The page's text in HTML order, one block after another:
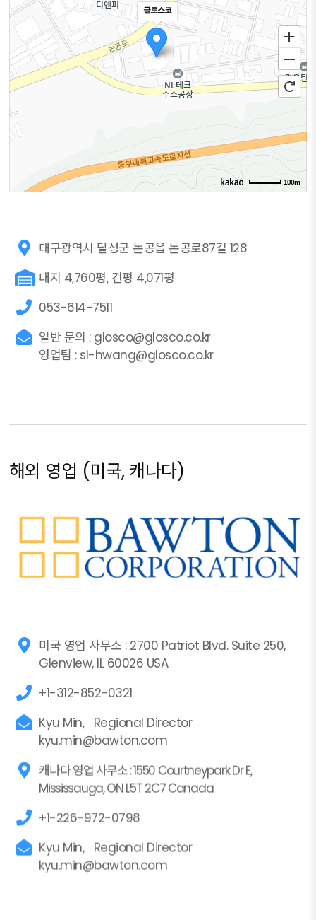
글로스코
100m
대구광역시 달성군 논공읍 논공로87길 128
대지 4,760평, 건평 4,071평
053-614-7511
일반 문의 : glosco@glosco.co.kr
영업팀 : sl-hwang@glosco.co.kr
해외 영업 (미국, 캐나다)
미국 영업 사무소 : 2700 Patriot Blvd. Suite 250,
Glenview, IL 60026 USA
+1-312-852-0321
Kyu Min, Regional Director
kyu.min@bawton.com
캐나다 영업 사무소 : 1550 Courtneypark Dr E,
Mississauga, ON L5T 2C7 Canada
+1-226-972-0798
Kyu Min, Regional Director
kyu.min@bawton.com